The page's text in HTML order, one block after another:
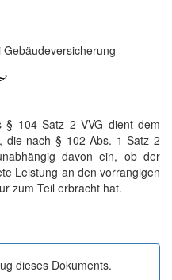
§ 104 Satz 2 VVG dient dem
die nach § 102 Abs. 1 Satz 2
davon ein, ob der
Leistung an den vorrangigen
zum Teil erbracht hat.
dieses Dokuments.